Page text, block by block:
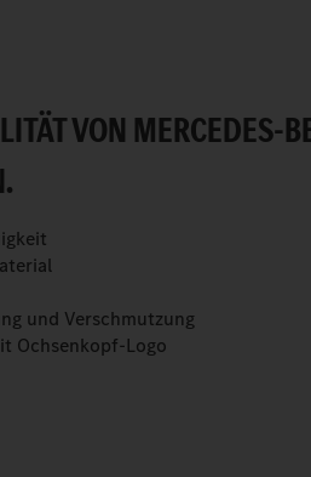
VON MERCEDES-
und Verschmutzung
Ochsenkopf-Logo